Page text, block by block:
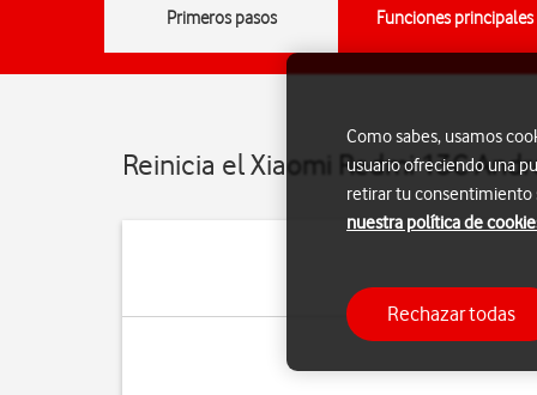
Primeros pasos Funciones principales
Reinicia el Xiaomi Redmi 13C
Como sabes, usamos
usuario ofreciendo una
retirar tu consentimiento
nuestra política de
Rechazar todas